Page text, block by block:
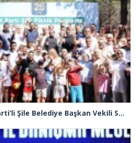
Çiçeği burnunda AK Parti’li Şile Belediye Başkan Vekili Sacit Terzi, teşkilatlarla piknikte buluştu